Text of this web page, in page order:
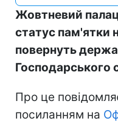
Жовтневий
статус пам'ятки
повернуть
Господарського
Про це
посиланням на